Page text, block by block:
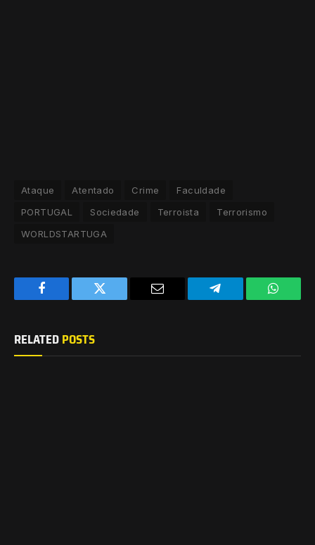
Ataque Atentado Crime
Faculdade
PORTUGAL
Sociedade Terroista
Terrorismo
WORLDSTARTUGA
Facebook Twitter Telegram
RELATEDPOSTS